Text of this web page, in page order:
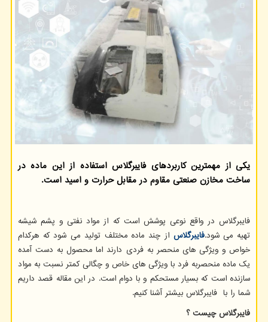
یكی از مهمترین كاربردهای فایبرگلاس استفاده از این ماده در
ساخت مخازن صنعتی مقاوم در مقابل حرارت و اسید است.
فایبرگلاس در واقع نوعی پوشش است که از مواد نفتی و پشم شیشه
تهیه می شود.فایبرگلاس از چند ماده مختلف تولید می شود که هرکدام
خواص و ویژگی های منحصر به فردی دارند اما محصول به دست آمده
یک ماده منحصربه فرد با ویژگی های خاص و چگالی کمتر نسبت به مواد
سازنده است که بسیار مستحکم و با دوام است. در این مقاله قصد داریم
شما را با فایبرگلاس بیشتر آشنا کنیم.
فایبرگلاس چیست ؟